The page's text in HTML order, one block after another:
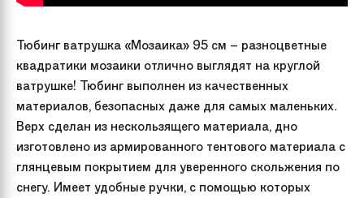
Тюбинг ватрушка «Мозаика» 95 см – разноцветные
квадратики мозаики отлично выглядят на круглой
ватрушке! Тюбинг выполнен из качественных
материалов, безопасных даже для самых маленьких.
Верх сделан из нескользящего материала, дно
изготовлено из армированного тентового материала с
глянцевым покрытием для уверенного скольжения по
снегу. Имеет удобные ручки, с помощью которых